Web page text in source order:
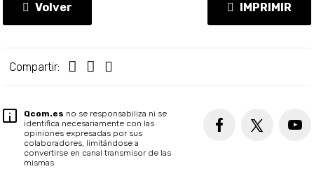
Volver IMPRIMIR
Compartir:
Qcom.es no se responsabiliza ni se
identifica necesariamente con las
opiniones expresadas por sus
colaboradores, limitándose a
convertirse en canal transmisor de las
mismas